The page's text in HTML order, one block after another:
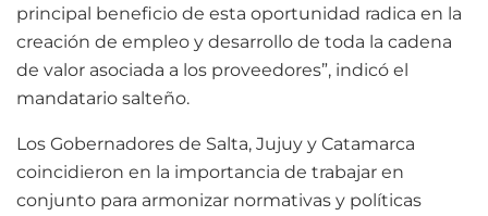
principal beneficio de esta oportunidad radica en la
creación de empleo y desarrollo de toda la cadena
de valor asociada a los proveedores”, indicó el
mandatario salteño.
Los Gobernadores de Salta, Jujuy y Catamarca
coincidieron en la importancia de trabajar en
conjunto para armonizar normativas y políticas